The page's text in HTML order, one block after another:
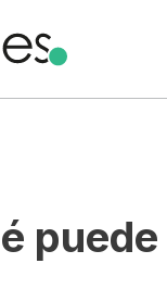
puede